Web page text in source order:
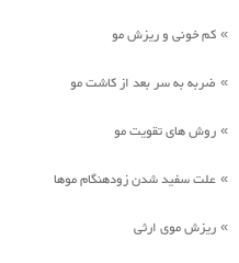
» کم خونی و ریزش مو
» ضربه به سر بعد از کاشت مو
» روش های تقویت مو
» علت سفید شدن زودهنگام موها
» ریزش موی ارثی